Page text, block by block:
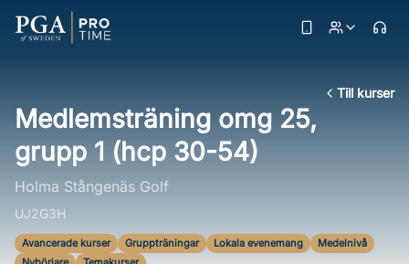
Till kurser
Medlemsträning omg 25,
grupp 1 (hcp 30-54)
Holma Stångenäs Golf
UJ2G3H
Avancerade kurser Gruppträningar Lokala evenemang
Medelnivå